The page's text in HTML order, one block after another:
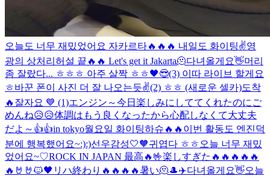
오늘도 너무 재밌었어요 자카르타🔥🔥🔥 내일도 화이팅✌️영
광의 상처 리허설 끝🔥🔥 Let's get it Jakarta🫠다녀올게요👋머리
좀 잘랐다... ㅎㅎㅎ 아주 살짝 ㅎㅎ🖤😎(3) 이따 라이브 할게요
ㅎ바꾼 폰이 사진 더 잘 나오는듯✌️(2) ㅎㅎ (새로운 셀카)도착
🔥 잘자요 💙 (1)エンジン～今日楽しみにしててくれたのにご
めんね😥😥体調はもう良くなったから心配しなくて大丈夫
だよ～👍👍in tokyo월요일 화이팅하슈🔥🔥 이번 활동도 엔진덕
분에 행복했어요~:):)선우감성🤍🧡귀엽다 ㅎㅎ 오늘 너무 재밌
었어요~♡ROCK IN JAPAN 最高🔥🤟楽しすぎた🔥🔥🔥🔥🔥
🔥🤘🤘 🐱🖤 リハ終わり🔥🔥🔥🔥暑い🫠🎩✈️다녀올게요👋오늘